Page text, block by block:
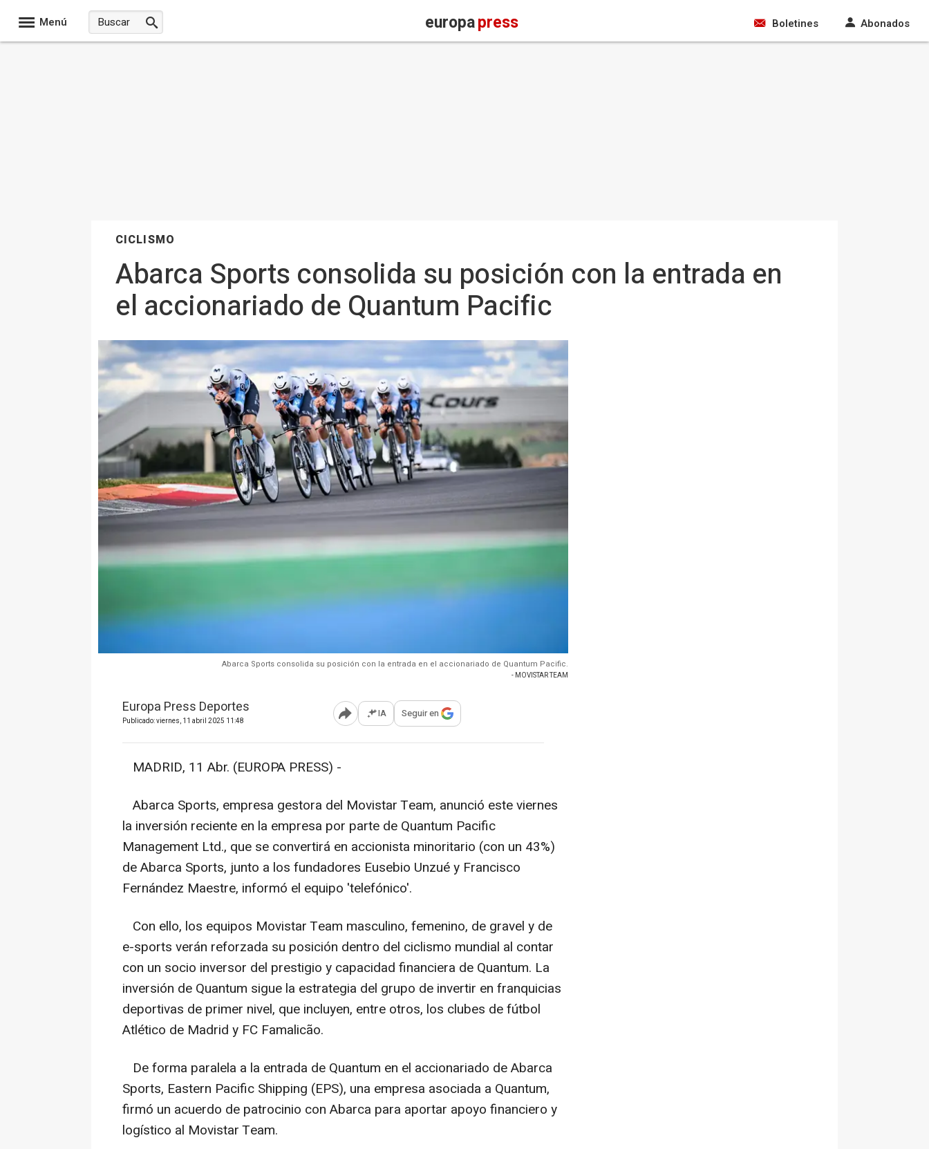
Menú europapress Boletines Abonados
CICLISMO
Abarca Sports consolida su posición con la entrada en
el accionariado de Quantum Pacific
Abarca Sports consolida su posición con la entrada en el accionariado de Quantum Pacific.
- MOVISTAR TEAM
Europa Press Deportes
Publicado: viernes, 11 abril 2025 11:48 Abrir opciones para compartir
IA Seguir en
MADRID, 11 Abr. (EUROPA PRESS) -
Abarca Sports, empresa gestora del Movistar Team, anunció este viernes
la inversión reciente en la empresa por parte de Quantum Pacific
Management Ltd., que se convertirá en accionista minoritario (con un 43%)
de Abarca Sports, junto a los fundadores Eusebio Unzué y Francisco
Fernández Maestre, informó el equipo 'telefónico'.
Con ello, los equipos Movistar Team masculino, femenino, de gravel y de
e-sports verán reforzada su posición dentro del ciclismo mundial al contar
con un socio inversor del prestigio y capacidad financiera de Quantum. La
inversión de Quantum sigue la estrategia del grupo de invertir en franquicias
deportivas de primer nivel, que incluyen, entre otros, los clubes de fútbol
Atlético de Madrid y FC Famalicão.
De forma paralela a la entrada de Quantum en el accionariado de Abarca
Sports, Eastern Pacific Shipping (EPS), una empresa asociada a Quantum,
firmó un acuerdo de patrocinio con Abarca para aportar apoyo financiero y
logístico al Movistar Team.